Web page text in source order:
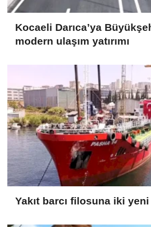
Kocaeli Darıca’ya
modern ulaşım yatırımı
Yakıt barcı filosuna iki